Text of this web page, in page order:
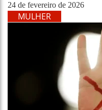
24 de fevereiro de 2026
MULHER